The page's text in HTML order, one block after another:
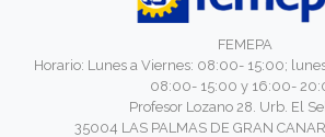
FEMEPA
Horario: Lunes a Viernes: 08:00- 15:00;
08:00- 15:00 y 16:00-
Profesor Lozano 28. Urb. El
35004 LAS PALMAS DE GRAN